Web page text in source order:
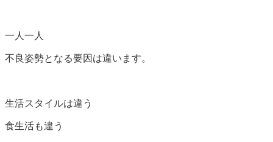
一人一人
不良姿勢となる要因は違います。
生活スタイルは違う
食生活も違う